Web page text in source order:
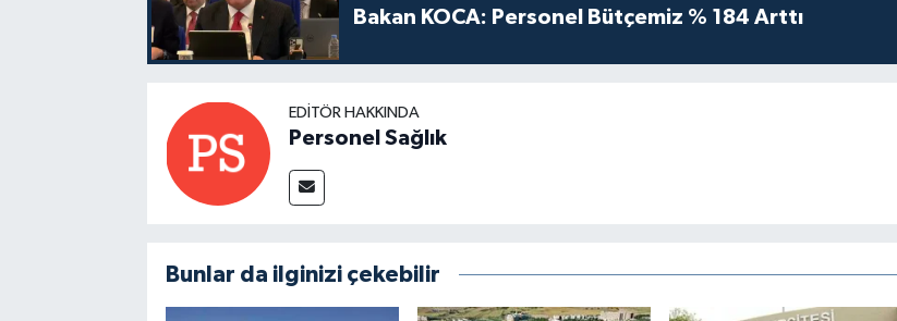
Bakan KOCA: Personel Bütçemiz % 184 Arttı
EDITÖR HAKKINDA
Personel Sağlık
Bunlar da ilginizi çekebilir